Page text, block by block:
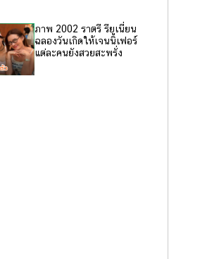
ภาพ 2002 ราตรี รียูเนี่ยน
ฉลองวันเกิดให้เจนนิเฟอร์
แต่ละคนยังสวยสะพรั่ง